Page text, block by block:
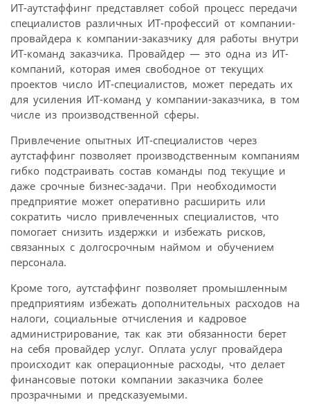
ИТ-аутстаффинг представляет собой процесс передачи
специалистов различных ИТ-профессий от компании-
провайдера к компании-заказчику для работы внутри
ИТ-команд заказчика. Провайдер — это одна из ИТ-
компаний, которая имея свободное от текущих
проектов число ИТ-специалистов, может передать их
для усиления ИТ-команд у компании-заказчика, в том
числе из производственной сферы.
Привлечение опытных ИТ-специалистов через
аутстаффинг позволяет производственным компаниям
гибко подстраивать состав команды под текущие и
даже срочные бизнес-задачи. При необходимости
предприятие может оперативно расширить или
сократить число привлеченных специалистов, что
помогает снизить издержки и избежать рисков,
связанных с долгосрочным наймом и обучением
персонала.
Кроме того, аутстаффинг позволяет промышленным
предприятиям избежать дополнительных расходов на
налоги, социальные отчисления и кадровое
администрирование, так как эти обязанности берет
на себя провайдер услуг. Оплата услуг провайдера
происходит как операционные расходы, что делает
финансовые потоки компании заказчика более
прозрачными и предсказуемыми.